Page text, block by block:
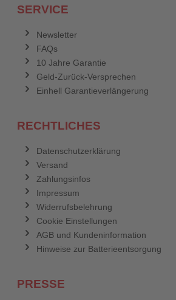
SERVICE
Newsletter
FAQs
10 Jahre Garantie
Geld-Zurück-Versprechen
Einhell Garantieverlängerung
RECHTLICHES
Datenschutzerklärung
Versand
Zahlungsinfos
Impressum
Widerrufsbelehrung
Cookie Einstellungen
AGB und Kundeninformation
Hinweise zur Batterieentsorgung
PRESSE